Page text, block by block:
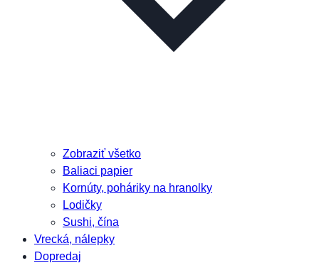
Zobraziť všetko
Baliaci papier
Kornúty, poháriky na hranolky
Lodičky
Sushi, čína
Vrecká, nálepky
Dopredaj